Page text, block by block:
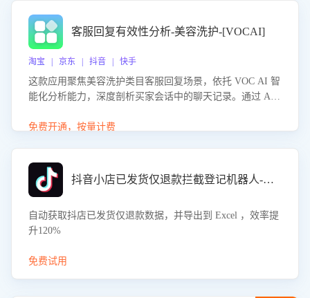
客服回复有效性分析-美容洗护-[VOCAI]
淘宝 | 京东 | 抖音 | 快手
这款应用聚焦美容洗护类目客服回复场景，依托 VOC AI 智
能化分析能力，深度剖析买家会话中的聊天记录。通过 AI
答的有效性与完整性，输出针对性改进策略，助力商家快速
免费开通，按量计费
抖音小店已发货仅退款拦截登记机器人-八爪鱼
自动获取抖店已发货仅退款数据，并导出到 Excel ，效率提
升120%
免费试用